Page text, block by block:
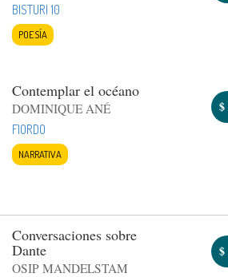
BISTURI 10
POESÍA
Contemplar el océano
DOMINIQUE ANÉ
FIORDO
NARRATIVA
$
Conversaciones sobre
Dante
OSIP MANDELSTAM
$